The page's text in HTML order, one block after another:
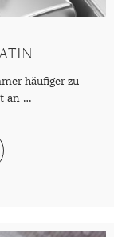
häufiger zu
an …